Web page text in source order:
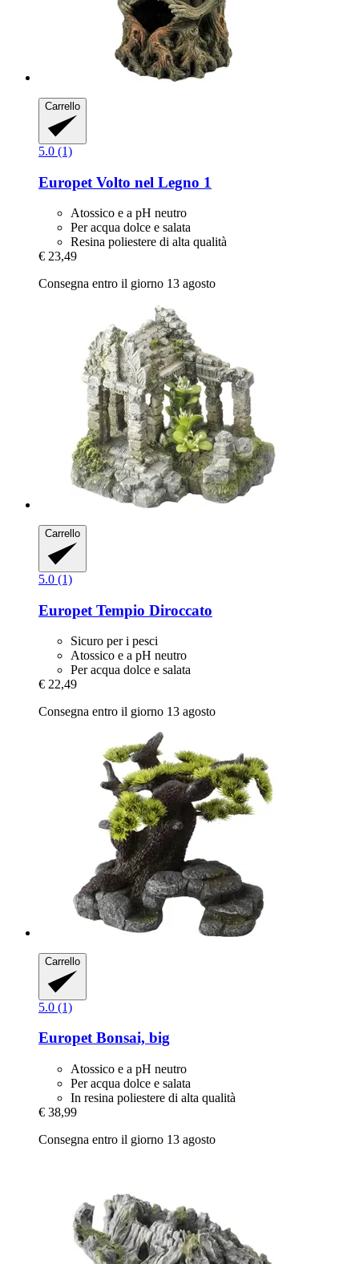
Carrello
5.0 (1)
Europet Volto nel Legno 1
Atossico e a pH neutro
Per acqua dolce e salata
Resina poliestere di alta qualità
€ 23,49
Consegna entro il giorno 13 agosto
Carrello
5.0 (1)
Europet Tempio Diroccato
Sicuro per i pesci
Atossico e a pH neutro
Per acqua dolce e salata
€ 22,49
Consegna entro il giorno 13 agosto
Carrello
5.0 (1)
EuropetBonsai, big
Atossico e a pH neutro
Per acqua dolce e salata
In resina poliestere di alta qualità
€ 38,99
Consegna entro il giorno 13 agosto